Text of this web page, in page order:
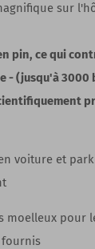
sur
pin, ce qui
- (jusqu'à 3000
voiture et
moelleux pour